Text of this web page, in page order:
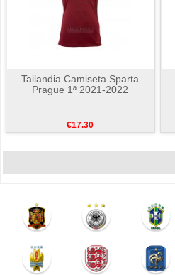
Tailandia Camiseta Sparta
Prague 1ª 2021-2022
€17.30